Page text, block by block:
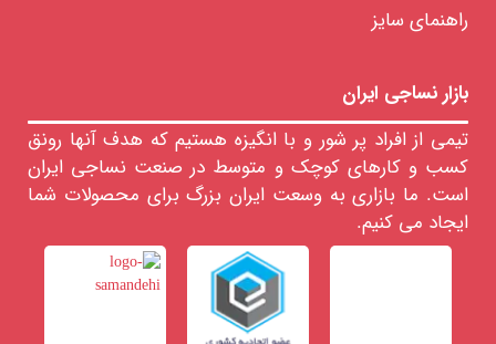
راهنمای سایز
بازار نساجی ایران
تیمی از افراد پر شور و با انگیزه هستیم که هدف آنها رونق
کسب و کارهای کوچک و متوسط در صنعت نساجی ایران
است. ما بازاری به وسعت ایران بزرگ برای محصولات شما
ایجاد می کنیم.